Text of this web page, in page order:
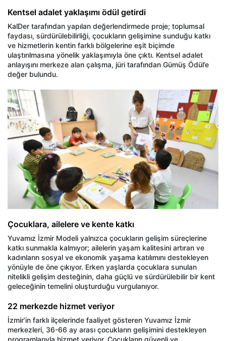
Kentsel adalet yaklaşımı ödül getirdi
KalDer tarafından yapılan değerlendirmede proje; toplumsal
faydası, sürdürülebilirliği, çocukların gelişimine sunduğu katkı
ve hizmetlerin kentin farklı bölgelerine eşit biçimde
ulaştırılmasına yönelik yaklaşımıyla öne çıktı. Kentsel adalet
anlayışını merkeze alan çalışma, jüri tarafından Gümüş Ödül’e
değer bulundu.
Çocuklara, ailelere ve kente katkı
Yuvamız İzmir Modeli yalnızca çocukların gelişim süreçlerine
katkı sunmakla kalmıyor; ailelerin yaşam kalitesini artıran ve
kadınların sosyal ve ekonomik yaşama katılımını destekleyen
yönüyle de öne çıkıyor. Erken yaşlarda çocuklara sunulan
nitelikli gelişim desteğinin, daha güçlü ve sürdürülebilir bir kent
geleceğinin temelini oluşturduğu vurgulanıyor.
22 merkezde hizmet veriyor
İzmir’in farklı ilçelerinde faaliyet gösteren Yuvamız İzmir
merkezleri, 36-66 ay arası çocukların gelişimini destekleyen
programlarıyla hizmet veriyor. Çocukların güvenli ve